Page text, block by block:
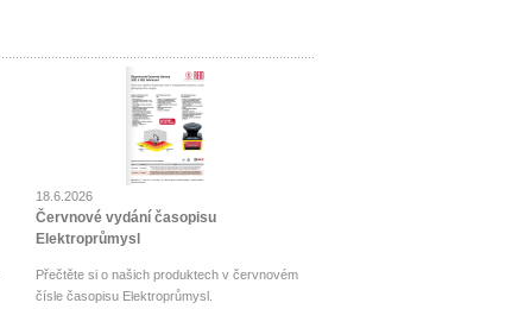
18.6.2026
Červnové vydání časopisu
Elektroprůmysl
Přečtěte si o našich produktech v červnovém
čísle časopisu Elektroprůmysl.